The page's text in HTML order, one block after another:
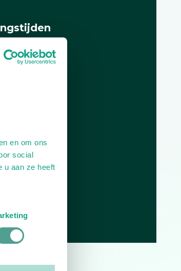
en om ons
social
u aan ze heeft